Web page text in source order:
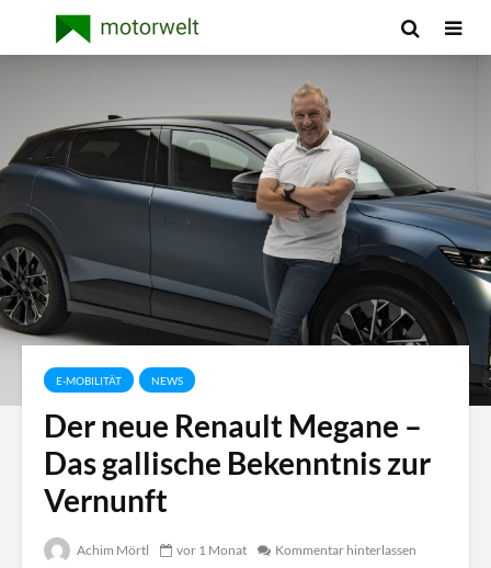
E-MOBILITÄT NEWS
Der neue Renault Megane –
Das gallische Bekenntnis zur
Vernunft
Achim Mörtl vor 1 Monat
Kommentar hinterlassen